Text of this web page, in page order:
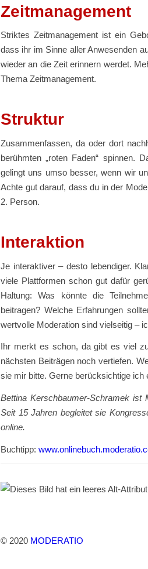
Zeitmanagement
Striktes Zeitmanagement ist ein
dass ihr im Sinne aller Anwesenden
wieder an die Zeit erinnern werdet.
Thema Zeitmanagement.
Struktur
Zusammenfassen, da oder dort
berühmten „roten Faden“ spinnen.
gelingt uns umso besser, wenn wir
Achte gut darauf, dass du in der
2. Person.
Interaktion
Je interaktiver – desto lebendiger.
viele Plattformen schon gut dafür
Haltung: Was könnte die
beitragen? Welche Erfahrungen
wertvolle Moderation sind vielseitig –
Ihr merkt es schon, da gibt es viel
nächsten Beiträgen noch vertiefen.
sie mir bitte. Gerne berücksichtige ich
Bettina Kerschbaumer-Schramek ist
Seit 15 Jahren begleitet sie
online.
Buchtipp:
© 2020 MODERATIO